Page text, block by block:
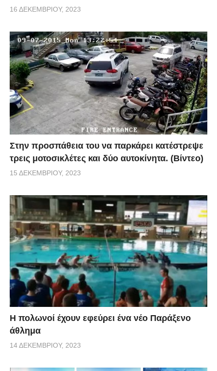
16 ΔΕΚΕΜΒΡΊΟΥ, 2023
Στην προσπάθεια του να παρκάρει κατέστρεψε
τρεις μοτοσικλέτες και δύο αυτοκίνητα. (Βίντεο)
15 ΔΕΚΕΜΒΡΊΟΥ, 2023
Η πολωνοί έχουν εφεύρει ένα νέο Παράξενο
άθλημα
14 ΔΕΚΕΜΒΡΊΟΥ, 2023